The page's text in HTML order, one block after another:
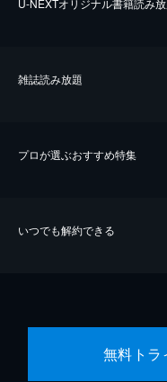
U-NEXTオリジナル書籍読み
雑誌読み放題
プロが選ぶおすすめ特集
いつでも解約できる
無料トラ